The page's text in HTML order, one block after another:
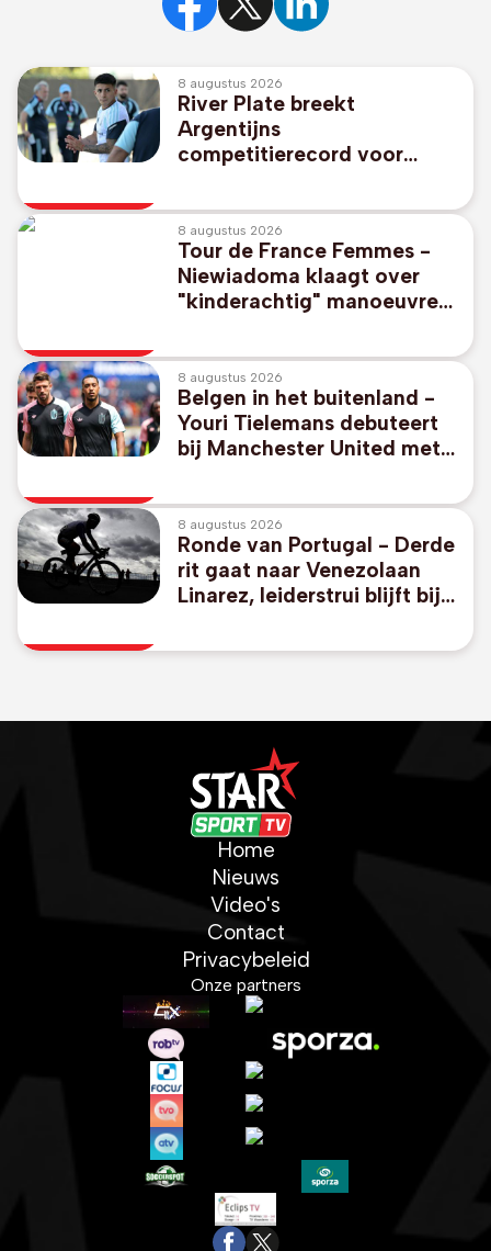
8 augustus 2026
River Plate breekt
Argentijns
competitierecord voor
8 augustus 2026
Tour de France Femmes -
Niewiadoma klaagt over
"kinderachtig" manoeuvre
respect kwijt"
8 augustus 2026
Belgen in het buitenland -
Youri Tielemans debuteert
bij Manchester United met
PSG
8 augustus 2026
Ronde van Portugal - Derde
rit gaat naar Venezolaan
Linarez, leiderstrui blijft bij
Home
Nieuws
Video's
Contact
Privacybeleid
Onze partners